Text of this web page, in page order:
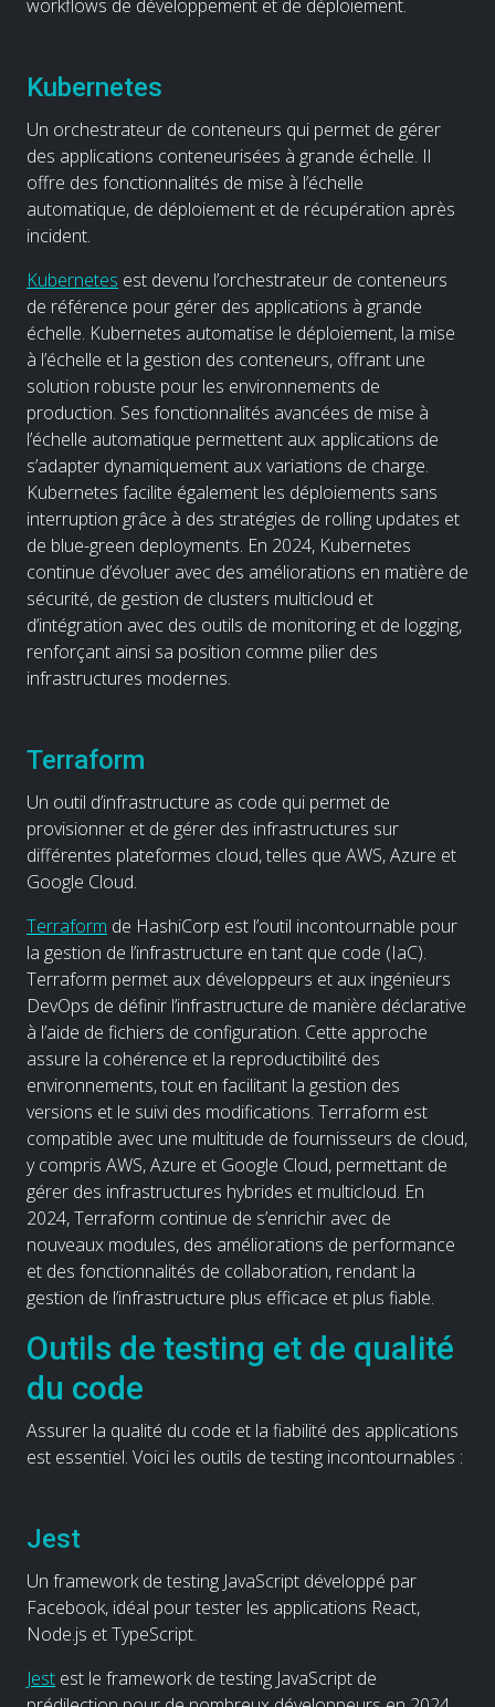
workflows de développement et de déploiement.
Kubernetes
Un orchestrateur de conteneurs qui permet de gérer
des applications conteneurisées à grande échelle. Il
offre des fonctionnalités de mise à l’échelle
automatique, de déploiement et de récupération après
incident.
Kubernetes est devenu l’orchestrateur de conteneurs
de référence pour gérer des applications à grande
échelle. Kubernetes automatise le déploiement, la mise
à l’échelle et la gestion des conteneurs, offrant une
solution robuste pour les environnements de
production. Ses fonctionnalités avancées de mise à
l’échelle automatique permettent aux applications de
s’adapter dynamiquement aux variations de charge.
Kubernetes facilite également les déploiements sans
interruption grâce à des stratégies de rolling updates et
de blue-green deployments. En 2024, Kubernetes
continue d’évoluer avec des améliorations en matière de
sécurité, de gestion de clusters multicloud et
d’intégration avec des outils de monitoring et de logging,
renforçant ainsi sa position comme pilier des
infrastructures modernes.
Terraform
Un outil d’infrastructure as code qui permet de
provisionner et de gérer des infrastructures sur
différentes plateformes cloud, telles que AWS, Azure et
Google Cloud.
Terraform de HashiCorp est l’outil incontournable pour
la gestion de l’infrastructure en tant que code (IaC).
Terraform permet aux développeurs et aux ingénieurs
DevOps de définir l’infrastructure de manière déclarative
à l’aide de fichiers de configuration. Cette approche
assure la cohérence et la reproductibilité des
environnements, tout en facilitant la gestion des
versions et le suivi des modifications. Terraform est
compatible avec une multitude de fournisseurs de cloud,
y compris AWS, Azure et Google Cloud, permettant de
gérer des infrastructures hybrides et multicloud. En
2024, Terraform continue de s’enrichir avec de
nouveaux modules, des améliorations de performance
et des fonctionnalités de collaboration, rendant la
gestion de l’infrastructure plus efficace et plus fiable.
Outils de testing et de qualité
du code
Assurer la qualité du code et la fiabilité des applications
est essentiel. Voici les outils de testing incontournables :
Jest
Un framework de testing JavaScript développé par
Facebook, idéal pour tester les applications React,
Node.js et TypeScript.
Jest est le framework de testing JavaScript de